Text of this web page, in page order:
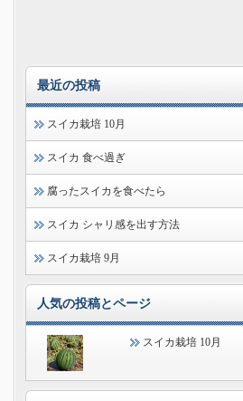
最近の投稿
スイカ栽培 10月
スイカ 食べ過ぎ
腐ったスイカを食べたら
スイカ シャリ感を出す方法
スイカ栽培 9月
人気の投稿とページ
スイカ栽培 10月